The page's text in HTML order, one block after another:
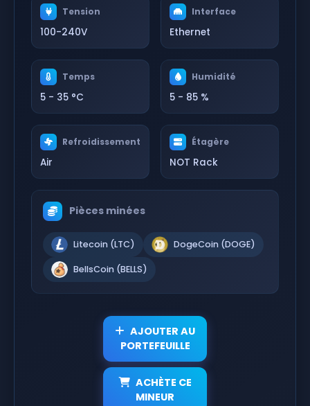
Tension
100-240V
Interface
Ethernet
Temps
5 - 35 °C
Humidité
5 - 85 %
Refroidissement
Air
Étagère
NOT Rack
Pièces minées
Litecoin (LTC) DogeCoin (DOGE)
BellsCoin (BELLS)
AJOUTER AU
PORTEFEUILLE
ACHÈTE CE
MINEUR